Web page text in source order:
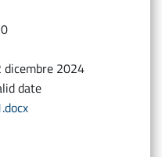
dicembre 2024
date